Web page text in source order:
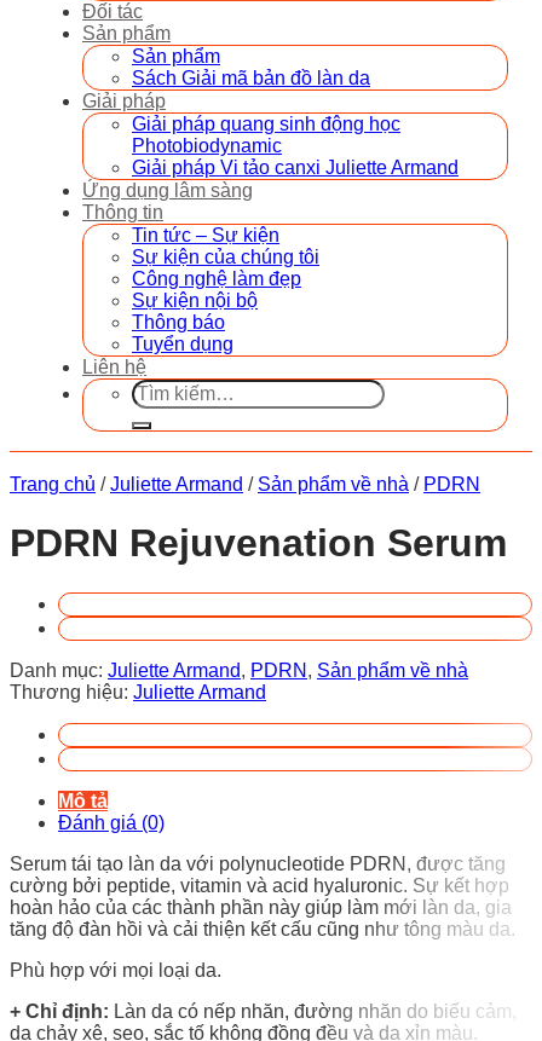
Đối tác
Sản phẩm
Sản phẩm
Sách Giải mã bản đồ làn da
Giải pháp
Giải pháp quang sinh động học
Photobiodynamic
Giải pháp Vi tảo canxi Juliette Armand
Ứng dụng lâm sàng
Thông tin
Tin tức – Sự kiện
Sự kiện của chúng tôi
Công nghệ làm đẹp
Sự kiện nội bộ
Thông báo
Tuyển dụng
Liên hệ
Tìm
kiếm:
Trang chủ / Juliette Armand / Sản phẩm về nhà / PDRN
PDRN Rejuvenation Serum
Danh mục: Juliette Armand, PDRN , Sản phẩm về nhà
Thương hiệu: Juliette Armand
Mô tả
Đánh giá (0)
Serum tái tạo làn da với polynucleotide PDRN, được tăng
cường bởi peptide, vitamin và acid hyaluronic. Sự kết hợp
hoàn hảo của các thành phần này giúp làm mới làn da, gia
tăng độ đàn hồi và cải thiện kết cấu cũng như tông màu da.
Phù hợp với mọi loại da.
+ Chỉ định: Làn da có nếp nhăn, đường nhăn do biểu cảm,
da chảy xệ, sẹo, sắc tố không đồng đều và da xỉn màu.